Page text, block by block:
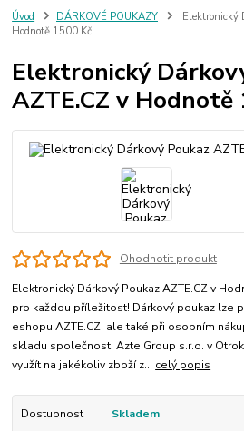
Úvod DÁRKOVÉ POUKAZY
Elektronický
Hodnotě 1500 Kč
Elektronický
AZTE.CZ v Hodnotě
Ohodnotit produkt
Elektronický Dárkový Poukaz AZTE.CZ v
pro každou příležitost! Dárkový poukaz lze
eshopu AZTE.CZ, ale také při osobním
skladu společnosti Azte Group s.r.o. v
využít na jakékoliv zboží z... celý popis
Dostupnost Skladem